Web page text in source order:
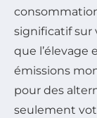
significatif sur
que l’élevage
émissions
pour des
seulement